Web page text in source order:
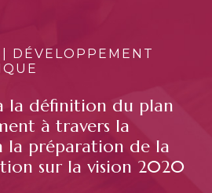
DÉVELOPPEMENT
la définition du plan
à travers la
la préparation de la
sur la vision 2020